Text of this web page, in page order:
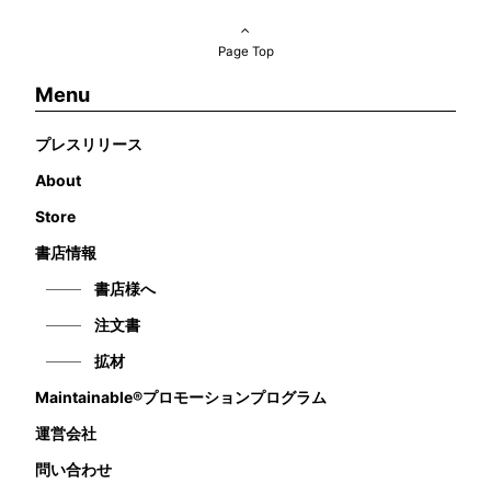
Page Top
Menu
プレスリリース
About
Store
書店情報
書店様へ
注文書
拡材
Maintainable®プロモーションプログラム
運営会社
問い合わせ